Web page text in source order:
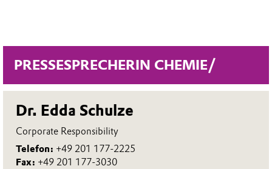
PRESSESPRECHERIN CHEMIE/
Dr. Edda Schulze
Corporate Responsibility
Telefon: +49 201 177-2225
Fax: +49 201 177-3030